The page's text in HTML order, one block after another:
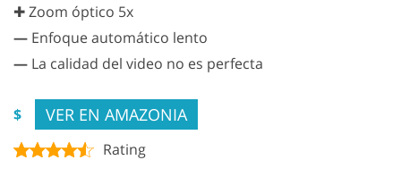
✚ Zoom óptico 5x
— Enfoque automático lento
— La calidad del video no es perfecta
$ VER EN AMAZONIA
Rating